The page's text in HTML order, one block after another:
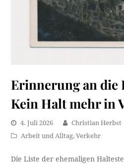
Erinnerung an die
Kein Halt mehr in
4. Juli 2026
Christian Herbst
Arbeit und Alltag,Verkehr
Die Liste der ehemaligen